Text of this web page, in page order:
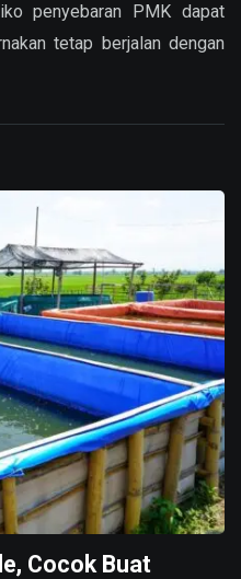
penyebaran PMK dapat
tetap berjalan dengan
Cocok Buat